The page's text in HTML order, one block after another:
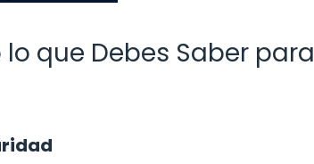
que Debes Saber para